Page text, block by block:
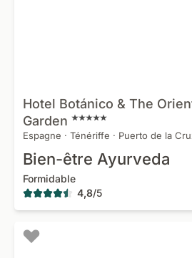
Hotel Botánico & The
Garden
Espagne · Ténériffe · Puerto de la
Bien-être Ayurveda
Formidable
4,8/5